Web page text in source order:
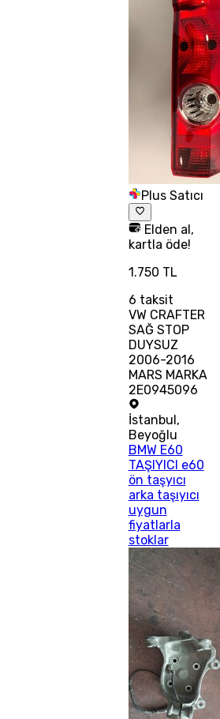
Plus Satıcı
Elden al,
kartla öde!
1.750 TL
6 taksit
VW CRAFTER
SAĞ STOP
DUYSUZ
2006-2016
MARS MARKA
2E0945096
İstanbul,
Beyoğlu
BMW E60
TAŞIYICI e60
ön taşyıcı
arka taşıyıcı
uygun
fiyatlarla
stoklar